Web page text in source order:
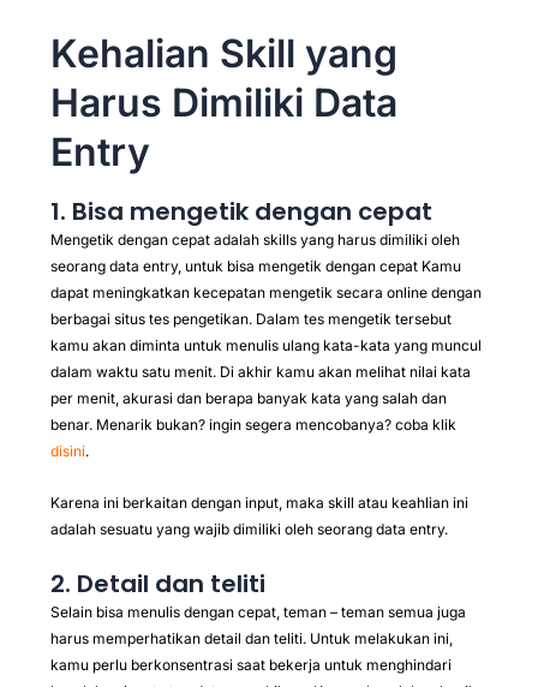
Kehalian Skill yang
Harus Dimiliki Data
Entry
1. Bisa mengetik dengan cepat
Mengetik dengan cepat adalah skills yang harus dimiliki oleh
seorang data entry, untuk bisa mengetik dengan cepat Kamu
dapat meningkatkan kecepatan mengetik secara online dengan
berbagai situs tes pengetikan. Dalam tes mengetik tersebut
kamu akan diminta untuk menulis ulang kata-kata yang muncul
dalam waktu satu menit. Di akhir kamu akan melihat nilai kata
per menit, akurasi dan berapa banyak kata yang salah dan
benar. Menarik bukan? ingin segera mencobanya? coba klik
disini.
Karena ini berkaitan dengan input, maka skill atau keahlian ini
adalah sesuatu yang wajib dimiliki oleh seorang data entry.
2. Detail dan teliti
Selain bisa menulis dengan cepat, teman – teman semua juga
harus memperhatikan detail dan teliti. Untuk melakukan ini,
kamu perlu berkonsentrasi saat bekerja untuk menghindari